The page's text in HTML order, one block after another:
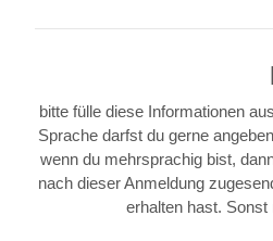
bitte fülle diese Informationen
Sprache darfst du gerne
wenn du mehrsprachig bist,
nach dieser Anmeldung
erhalten hast.